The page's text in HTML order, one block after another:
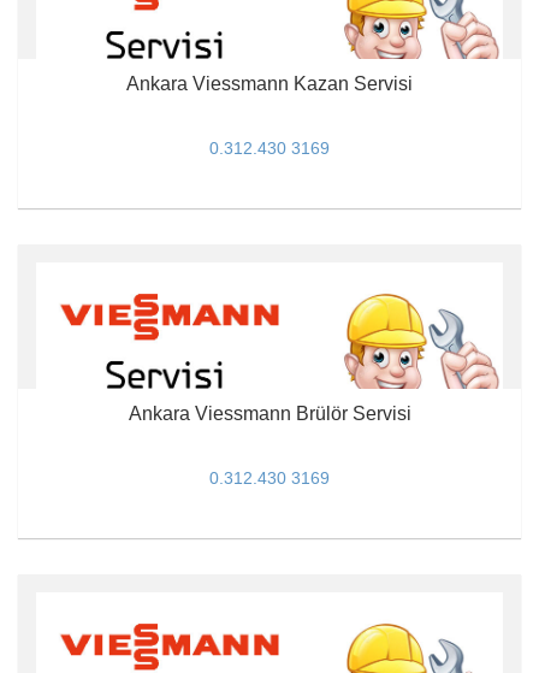
Ankara Viessmann Kazan Servisi
0.312.430 3169
Ankara Viessmann Brülör Servisi
0.312.430 3169